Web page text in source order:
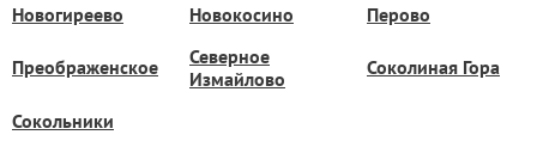
Новогиреево Новокосино Перово
Преображенское
Северное
Измайлово
Соколиная Гора
Сокольники